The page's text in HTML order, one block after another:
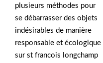
plusieurs méthodes pour
se débarrasser des objets
indésirables de manière
responsable et écologique
sur st francois longchamp